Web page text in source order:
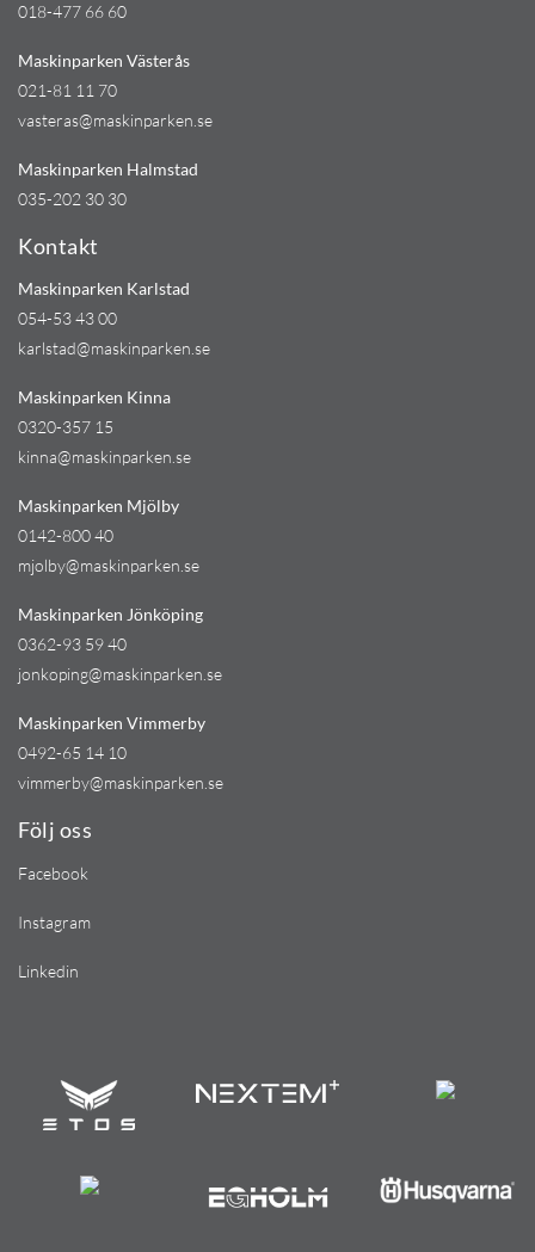
018-477 66 60
Maskinparken Västerås
021-81 11 70
vasteras@maskinparken.se
Maskinparken Halmstad
035-202 30 30
Kontakt
Maskinparken Karlstad
054-53 43 00
karlstad@maskinparken.se
Maskinparken Kinna
0320-357 15
kinna@maskinparken.se
Maskinparken Mjölby
0142-800 40
mjolby@maskinparken.se
Maskinparken Jönköping
0362-93 59 40
jonkoping@maskinparken.se
Maskinparken Vimmerby
0492-65 14 10
vimmerby@maskinparken.se
Följ oss
Facebook
Instagram
Linkedin